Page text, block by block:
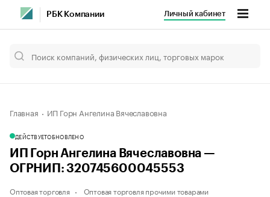
РБК Компании Личный кабинет
Главная ИП Горн Ангелина Вячеславовна
ДЕЙСТВУЕТОБНОВЛЕНО
ИП Горн Ангелина Вячеславовна —
ОГРНИП: 320745600045553
Оптовая торговля Оптовая торговля прочими товарами